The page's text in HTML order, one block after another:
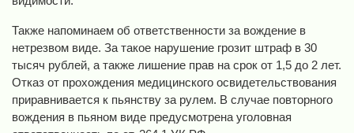
Также напоминаем об ответственности за вождение в
нетрезвом виде. За такое нарушение грозит штраф в 30
тысяч рублей, а также лишение прав на срок от 1,5 до 2 лет.
Отказ от прохождения медицинского освидетельствования
приравнивается к пьянству за рулем. В случае повторного
вождения в пьяном виде предусмотрена уголовная